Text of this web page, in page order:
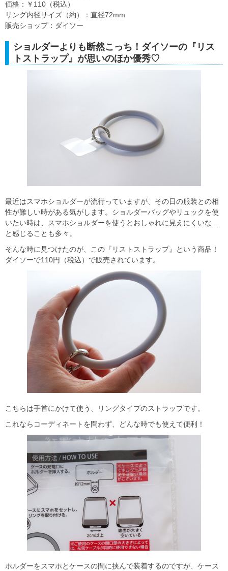
価格：￥110（税込）
リング内径サイズ（約）：直径72mm
販売ショップ：ダイソー
ショルダーよりも断然こっち！ダイソーの『リス
トストラップ』が思いのほか優秀♡
最近はスマホショルダーが流行っていますが、その日の服装との相
性が難しい時がある気がします。ショルダーバッグやリュックを使
いたい時は、スマホショルダーを使うとおしゃれに見えにくいな…
と感じることも多々。
そんな時に見つけたのが、この『リストストラップ』という商品！
ダイソーで110円（税込）で販売されています。
こちらは手首にかけて使う、リングタイプのストラップです。
これならコーディネートを問わず、どんな時でも使えて便利！
ホルダーをスマホとケースの間に挟んで装着するのですが、ケース